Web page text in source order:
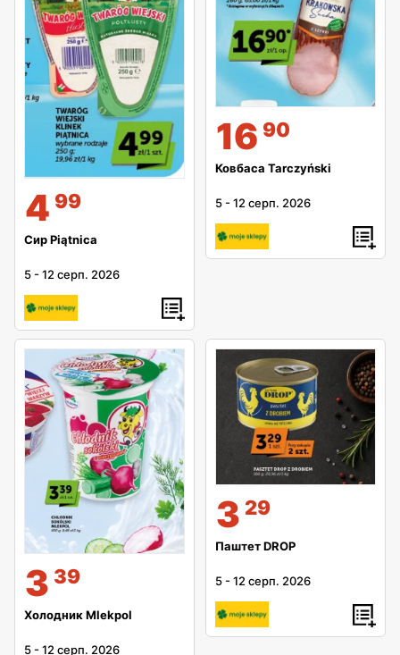
4 99
Сир Piątnica
5 -12 серп. 2026
16 90
Ковбаса Tarczyński
5 -12 серп. 2026
3 39
Холодник Mlekpol
5 -12 серп. 2026
3 29
Паштет DROP
5 -12 серп. 2026